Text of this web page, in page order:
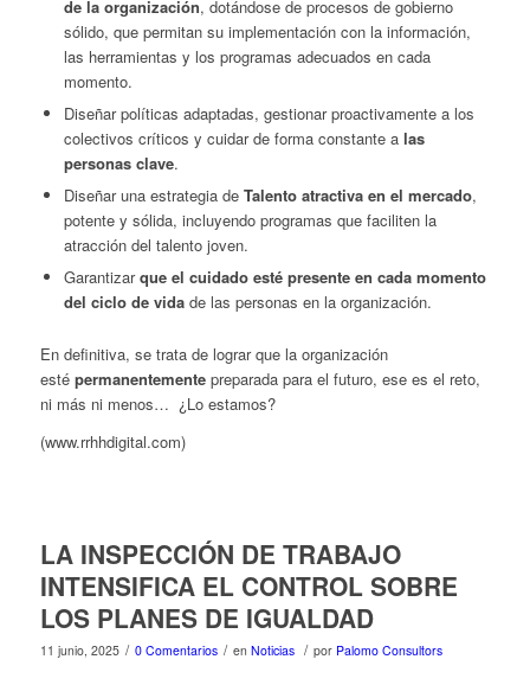
de la organización, dotándose de procesos de gobierno
sólido, que permitan su implementación con la información,
las herramientas y los programas adecuados en cada
momento.
Diseñar políticas adaptadas, gestionar proactivamente a los
colectivos críticos y cuidar de forma constante a las
personas clave.
Diseñar una estrategia de Talento atractiva en el mercado,
potente y sólida, incluyendo programas que faciliten la
atracción del talento joven.
Garantizarque el cuidado esté presente en cada momento
del ciclo de vidade las personas en la organización.
En definitiva, se trata de lograr que la organización
esté permanentementepreparada para el futuro, ese es el reto,
ni más ni menos… ¿Lo estamos?
(www.rrhhdigital.com)
LA INSPECCIÓN DE TRABAJO
INTENSIFICA EL CONTROL SOBRE
LOS PLANES DE IGUALDAD
11 junio, 2025 / 0 Comentarios / en Noticias / por Palomo Consultors